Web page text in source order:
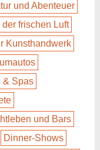
und Abenteuer
der frischen Luft
Kunsthandwerk
& Spas
und Bars
Dinner-Shows